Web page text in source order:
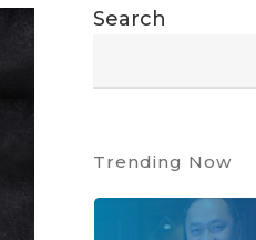
Search
Trending Now